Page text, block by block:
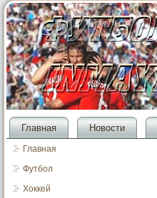
Главная Новости
Главная
Футбол
Хоккей